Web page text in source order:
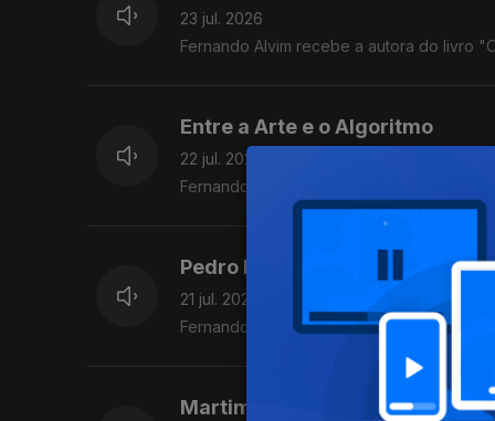
23 jul. 2026
Fernando Alvim recebe a autora do livro
Entre a Arte e o Algoritmo
22 jul. 2026
Fernando Alvim conversa com Paula
Pedro Pires
21 jul. 2026
Fernando Alvim recebe o criativo.
Martim Sousa Tavares